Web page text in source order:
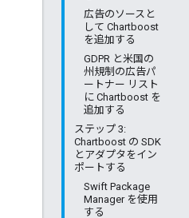
広告のソースと
して Chartboost
を追加する
GDPR と米国の
州規制の広告パ
ートナー リスト
に Chartboost を
追加する
ステップ 3:
Chartboost の SDK
とアダプタをイン
ポートする
Swift Package
Manager を使用
する